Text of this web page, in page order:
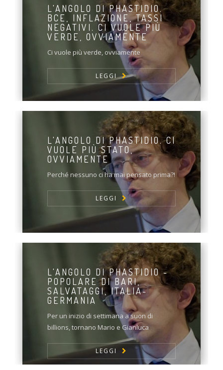
L'ANGOLO DI PHASTIDIO.
BCE, INFLAZIONE, TASSI
NEGATIVI. CI VUOLE PIÙ
VERDE, OVVIAMENTE
Ci vuole più verde, ovviamente
LEGGI
L'ANGOLO DI PHASTIDIO. CI
VUOLE PIÙ STATO,
OVVIAMENTE
Perché nessuno ci ha mai pensato prima?!
LEGGI
L'ANGOLO DI PHASTIDIO -
POPOLARE DI BARI,
SALVATAGGI, ITALIA-
GERMANIA
Per un inizio di settimana a suon di
billions, tornano Mario e Gianluca
LEGGI